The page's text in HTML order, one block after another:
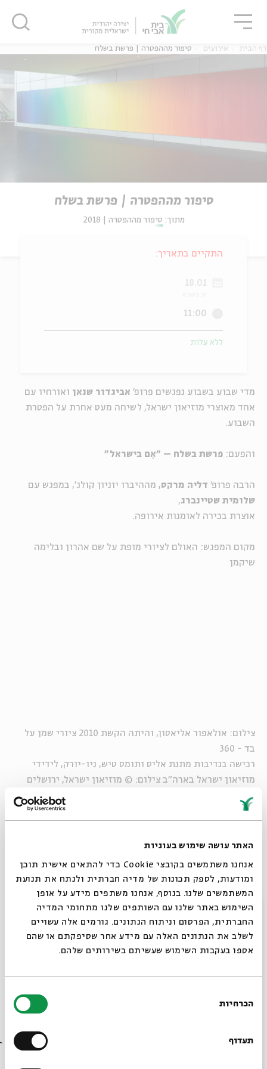
האתר עושה שימוש בעוגיות
אנחנו משתמשים בקובצי Cookie כדי להתאים אישית תוכן
ומודעות, לספק תכונות של מדיה חברתית ולנתח את תנועת
המשתמשים שלנו. בנוסף, אנחנו משתפים מידע על אופן
השימוש באתר שלנו עם השותפים שלנו מתחומי המדיה
החברתית, הפרסום וניתוח הנתונים. גורמים אלה עשויים
לשלב את הנתונים האלה עם מידע אחר שסיפקתם או שהם
אספו בעקבות השימוש שעשיתם בשירותים שלהם.
הסכמה
הכרחיות
תעדוף
דף הבית אירועים סיפור מההפטרה | פרשת בשלח
סיפור מההפטרה | פרשת בשלח
מתוך: סיפור מההפטרה | 2018
מדי שבוע בשבוע נפגשים פרופ' אביגדור שנאן ואורחיו עם
אחד מאוצרי מוזיאון ישראל, לשיחה מעט אחרת על הפטרת
השבוע.
והפעם: פרשת בשלח – "אֵם בישראל"
הרבה פרופ' דליה מרקס, מההיברו יוניון קולג', במפגש עם
שלומית שטיינברג,
אוצרת בכירה לאומנות אירופה.
מקום המפגש: האולם לציורי מופת על שם אהרון ובלימה
שיקמן
צילום: אולאפור אליאסון, והיתה הקשת 2010 ציורי שמן על
בד - 360
רכישה בנדיבות מתנת אליס ותומס טיש, ניו-יורק, לידידי
מוזיאון ישראל בארה"ב צילום: © מוזיאון ישראל, ירושלים
אחד מאוצרי מוזיאון ישראל, לשיחה מעט אחרת על הפטרת
צילום: אולאפור אליאסון, והיתה הקשת 2010 ציורי שמן על
בד - 360
רכישה בנדיבות מתנת אליס ותומס טיש, ניו-יורק, לידידי
מוזיאון ישראל בארה"ב צילום: © מוזיאון ישראל, ירושלים
אוצר ומילים: מפגש בין תערוכות במוזיאון ישראל לטקסט
התקיים בתאריך:
18.01
11:00
ללא עלות
סגור
סגור